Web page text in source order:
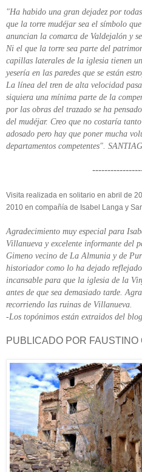
"Ha habido una gran dejadez por
que la torre mudéjar sea el símbolo
anuncian la comarca de Valdejalón y
Ni el que la torre sea parte del
capillas laterales de la iglesia tienen
yesería en las paredes que se están
La línea del tren de alta velocidad
siquiera una mínima parte de la
por las obras del trazado se ha
del mudéjar. Creo que no costaría
adosado pero hay que poner mucha
departamentos competentes".
Visita realizada en solitario en abril de
2010 en compañía de Isabel Langa y
Agradecimiento muy especial para
Villanueva y excelente informante del
Gimeno vecino de La Almunia y de
historiador como lo ha dejado
incansable para que la iglesia de la
antes de que sea demasiado tarde.
recorriendo las ruinas de Villanueva.
-Los topónimos están extraidos del
PUBLICADO POR FAUSTINO